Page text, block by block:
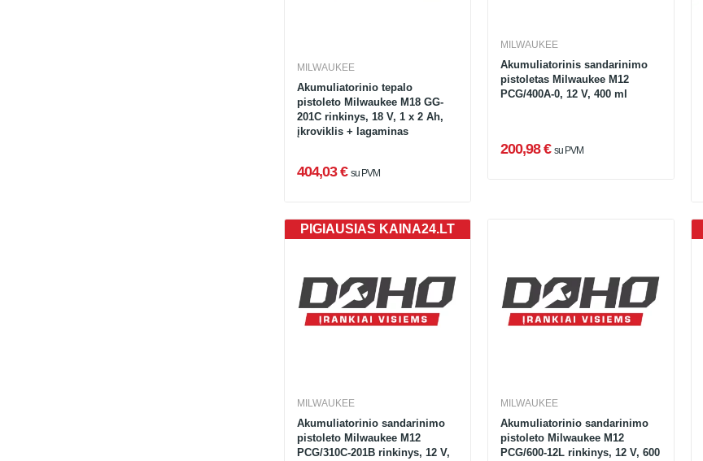
MILWAUKEE
Akumuliatorinio tepalo
pistoleto Milwaukee M18 GG-
201C rinkinys, 18 V, 1 x 2 Ah,
įkroviklis + lagaminas
404,03 € su PVM
MILWAUKEE
Akumuliatorinis sandarinimo
pistoletas Milwaukee M12
PCG/400A-0, 12 V, 400 ml
200,98 € su PVM
PIGIAUSIAS KAINA24.LT
MILWAUKEE
Akumuliatorinio sandarinimo
pistoleto Milwaukee M12
PCG/310C-201B rinkinys, 12 V,
MILWAUKEE
Akumuliatorinio sandarinimo
pistoleto Milwaukee M12
PCG/600-12L rinkinys, 12 V, 600